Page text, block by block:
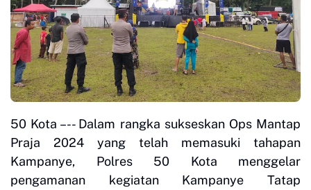
50 Kota –-- Dalam rangka sukseskan Ops Mantap
Praja 2024 yang telah memasuki tahapan
Kampanye, Polres 50 Kota menggelar
pengamanan kegiatan Kampanye Tatap